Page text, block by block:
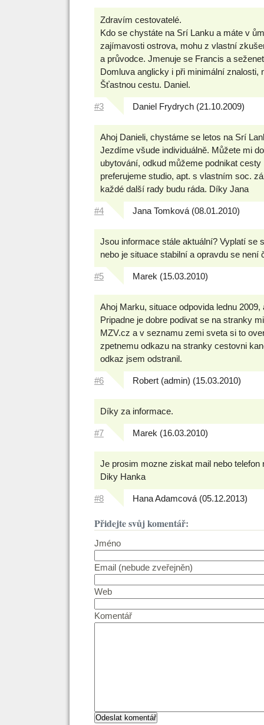
Zdravím cestovatelé.
Kdo se chystáte na Srí Lanku a máte v
zajímavosti ostrova, mohu z vlastní
a průvodce. Jmenuje se Francis a
Domluva anglicky i při minimální znalosti,
Šťastnou cestu. Daniel.
#3 Daniel Frydrych (21.10.2009)
Ahoj Danieli, chystáme se letos na Srí
Jezdíme všude individuálně. Můžete mi
ubytování, odkud můžeme podnikat
preferujeme studio, apt. s vlastním soc.
každé další rady budu ráda. Díky Jana
#4 Jana Tomková (08.01.2010)
Jsou informace stále aktuální? Vyplatí se
nebo je situace stabilní a opravdu se není
#5 Marek (15.03.2010)
Ahoj Marku, situace odpovida lednu
Pripadne je dobre podivat se na stranky
MZV.cz a v seznamu zemi sveta si to
zpetnemu odkazu na stranky cestovni
odkaz jsem odstranil.
#6 Robert (admin) (15.03.2010)
Díky za informace.
#7 Marek (16.03.2010)
Je prosim mozne ziskat mail nebo telefon
Diky Hanka
#8 Hana Adamcová (05.12.2013)
Přidejte svůj komentář:
Jméno
Email (nebude zveřejněn)
Web
Komentář